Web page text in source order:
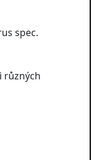
spec.
různých